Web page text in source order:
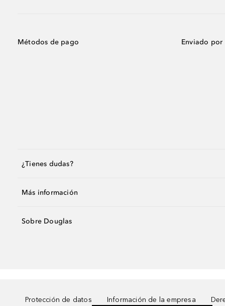
Métodos de pago Enviado por
¿Tienes dudas?
Más información
Sobre Douglas
Protección de datos Información de la empresa